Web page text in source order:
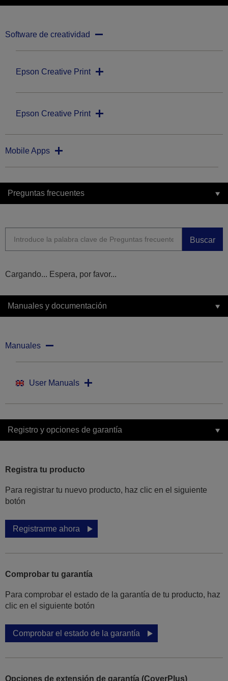
Software de creatividad
Epson Creative Print
Epson Creative Print
Mobile Apps
Preguntas frecuentes
Buscar
Cargando... Espera, por favor...
Manuales y documentación
Manuales
User Manuals
Registro y opciones de garantía
Registra tu producto
Para registrar tu nuevo producto, haz clic en el siguiente
botón
Registrarme ahora
Comprobar tu garantía
Para comprobar el estado de la garantía de tu producto, haz
clic en el siguiente botón
Comprobar el estado de la garantía
Opciones de extensión de garantía (CoverPlus)